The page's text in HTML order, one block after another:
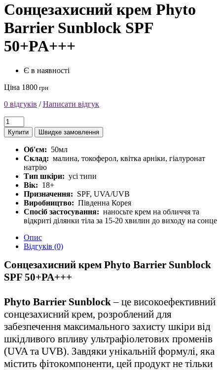
Сонцезахисний крем Phyto
Barrier Sunblock SPF
50+PA+++
Є в наявності
Ціна 1800 грн
0 відгуків /Написати відгук
Купити Швидке замовлення
Об'єм: 50мл
Склад: малина, токоферол, квітка арніки, гіалуронат
натрію
Тип шкіри: усі типи
Вік: 18+
Призначення: SPF, UVA/UVB
Виробництво: Південна Корея
Спосіб застосування: наносьте крем на обличчя та
відкриті ділянки тіла за 15-20 хвилин до виходу на сонце
Опис
Відгуків (0)
Сонцезахисний крем Phyto Barrier Sunblock
SPF 50+PA+++
Phyto Barrier Sunblock – це високоефективний
сонцезахисний крем, розроблений для
забезпечення максимального захисту шкіри від
шкідливого впливу ультрафіолетових променів
(UVA та UVB). Завдяки унікальній формулі, яка
містить фітокомпоненти, цей продукт не тільки